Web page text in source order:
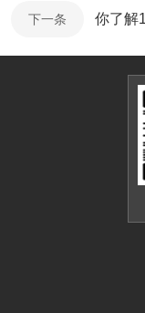
下一条 你了解